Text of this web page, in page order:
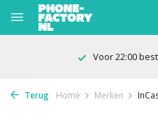
Voor 22:00
Terug Home Merken